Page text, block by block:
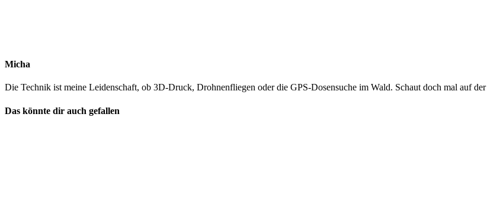
Micha
Die Technik ist meine Leidenschaft, ob 3D-Druck, Drohnenfliegen oder die GPS-Dosensuche im Wald. Schaut doch mal auf der
Das könnte dir auch gefallen